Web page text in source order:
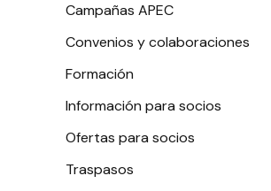
Campañas APEC
Convenios y colaboraciones
Formación
Información para socios
Ofertas para socios
Traspasos